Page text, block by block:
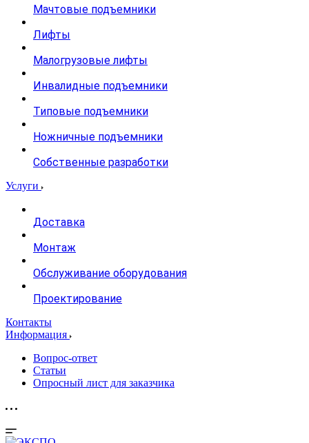
Мачтовые подъемники
Лифты
Малогрузовые лифты
Инвалидные подъемники
Типовые подъемники
Ножничные подъемники
Собственные разработки
Услуги
Доставка
Монтаж
Обслуживание оборудования
Проектирование
Контакты
Информация
Вопрос-ответ
Статьи
Опросный лист для заказчика